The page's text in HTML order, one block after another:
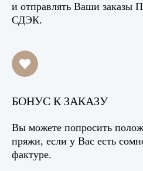
и отправлять Ваши заказы
СДЭК.
БОНУС К ЗАКАЗУ
Вы можете попросить
пряжи, если у Вас есть
фактуре.